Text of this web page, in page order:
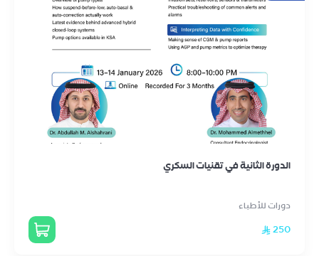
الدورة الثانية في تقنيات السكري
دورات للأطباء
250